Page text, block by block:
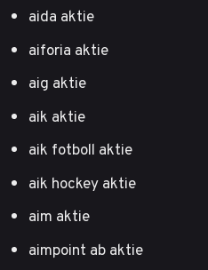
aida aktie
aiforia aktie
aig aktie
aik aktie
aik fotboll aktie
aik hockey aktie
aim aktie
aimpoint ab aktie